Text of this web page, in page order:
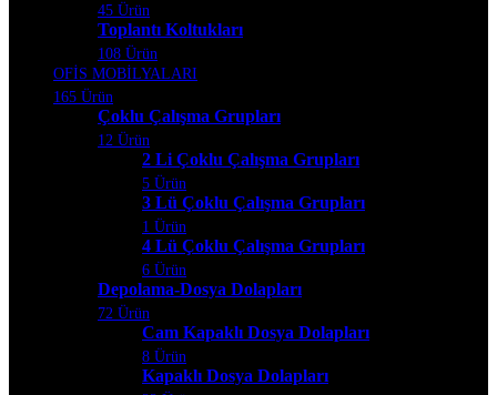
45 Ürün
Toplantı Koltukları
108 Ürün
OFİS MOBİLYALARI
165 Ürün
Çoklu Çalışma Grupları
12 Ürün
2 Li Çoklu Çalışma Grupları
5 Ürün
3 Lü Çoklu Çalışma Grupları
1 Ürün
4 Lü Çoklu Çalışma Grupları
6 Ürün
Depolama-Dosya Dolapları
72 Ürün
Cam Kapaklı Dosya Dolapları
8 Ürün
Kapaklı Dosya Dolapları